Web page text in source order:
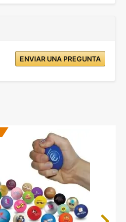
ENVIAR UNA PREGUNTA
Next